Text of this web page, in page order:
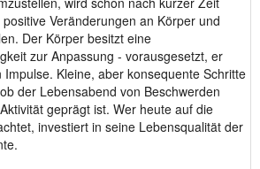
Veränderungen an Körper und
Der Körper besitzt eine
zur Anpassung - vorausgesetzt, er
Kleine, aber konsequente Schritte
der Lebensabend von Beschwerden
geprägt ist. Wer heute auf die
investiert in seine Lebensqualität der